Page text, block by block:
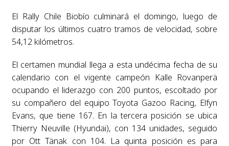
El Rally Chile Biobío culminará el domingo, luego de
disputar los últimos cuatro tramos de velocidad, sobre
54,12 kilómetros.
El certamen mundial llega a esta undécima fecha de su
calendario con el vigente campeón Kalle Rovanperä
ocupando el liderazgo con 200 puntos, escoltado por
su compañero del equipo Toyota Gazoo Racing, Elfyn
Evans, que tiene 167. En la tercera posición se ubica
Thierry Neuville (Hyundai), con 134 unidades, seguido
por Ott Tänak con 104. La quinta posición es para